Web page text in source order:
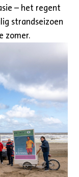
– het regent
strandseizoen
zomer.